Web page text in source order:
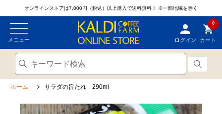
オンラインストアは7,000円（税込）以上購入で送料無料！ ※一部地域を除く
メニュー ログイン
0
カート
ホーム サラダの旨たれ 290ml